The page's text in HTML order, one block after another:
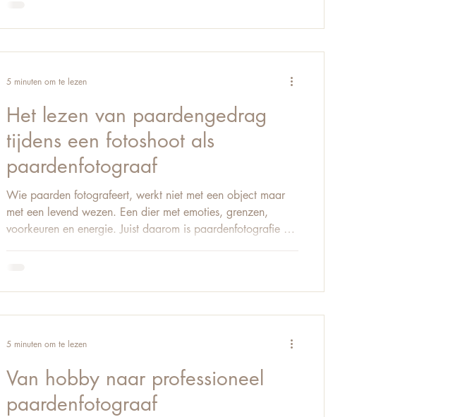
stuurt hoe je beeld voelt. Zacht of krachtig. Rustig of inten
Het lezen van paardengedrag
tijdens een fotoshoot als
paardenfotograaf
Wie paarden fotografeert, werkt niet met een object maar
met een levend wezen. Een dier met emoties, grenzen,
voorkeuren en energie. Juist daarom is paardenfotografie zo
volledig op techniek. Op instellingen. Op apparatuur. Op
nabewerking. Maar vergeten dat het gedrag van het paard
5 minuten om te lezen
Van hobby naar professioneel
paardenfotograaf
5 minuten om te lezen